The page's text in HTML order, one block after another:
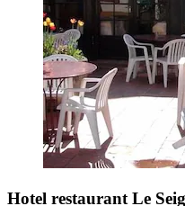
Hotel restaurant Le